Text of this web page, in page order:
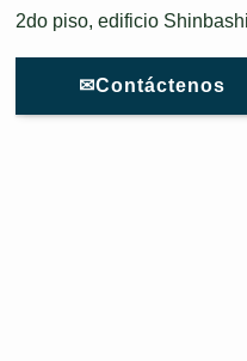
2do piso, edificio
✉Contáctenos